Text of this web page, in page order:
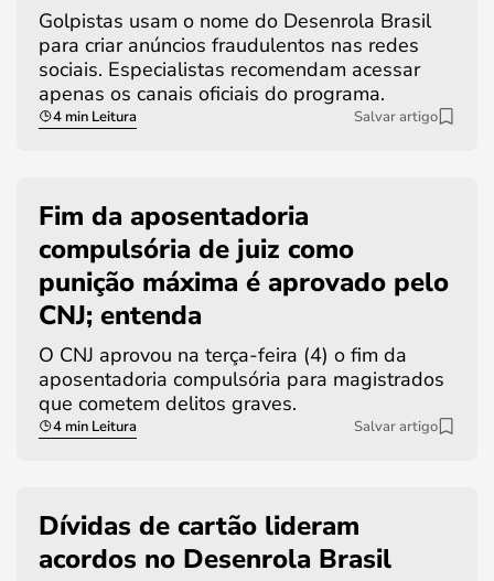
Golpistas usam o nome do Desenrola Brasil
para criar anúncios fraudulentos nas redes
sociais. Especialistas recomendam acessar
apenas os canais oficiais do programa.
4 min Leitura Salvar artigo
Fim da aposentadoria
compulsória de juiz como
punição máxima é aprovado pelo
CNJ; entenda
O CNJ aprovou na terça-feira (4) o fim da
aposentadoria compulsória para magistrados
que cometem delitos graves.
4 min Leitura Salvar artigo
Dívidas de cartão lideram
acordos no Desenrola Brasil